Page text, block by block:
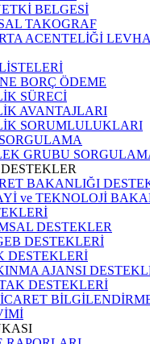
BELGESİ
TAKOGRAF
ACENTELİĞİ
BORÇ ÖDEME
SÜRECİ
AVANTAJLARI
SORUMLULUKLARI
GRUBU
BAKANLIĞI
ve TEKNOLOJİ
DESTEKLER
DESTEKLERİ
DESTEKLERİ
AJANSI
DESTEKLERİ